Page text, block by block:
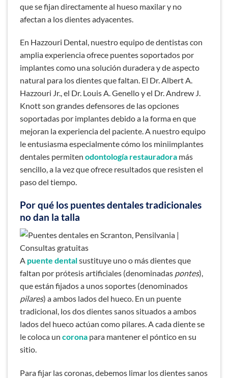
que se fijan directamente al hueso maxilar y no
afectan a los dientes adyacentes.
En Hazzouri Dental, nuestro equipo de dentistas con
amplia experiencia ofrece puentes soportados por
implantes como una solución duradera y de aspecto
natural para los dientes que faltan. El Dr. Albert A.
Hazzouri Jr., el Dr. Louis A. Genello y el Dr. Andrew J.
Knott son grandes defensores de las opciones
soportadas por implantes debido a la forma en que
mejoran la experiencia del paciente. A nuestro equipo
le entusiasma especialmente cómo los miniimplantes
dentales permiten odontología restauradora más
sencillo, a la vez que ofrece resultados que resisten el
paso del tiempo.
Por qué los puentes dentales tradicionales
no dan la talla
A puente dentalsustituye uno o más dientes que
faltan por prótesis artificiales (denominadas pontes),
que están fijados a unos soportes (denominados
pilares) a ambos lados del hueco. En un puente
tradicional, los dos dientes sanos situados a ambos
lados del hueco actúan como pilares. A cada diente se
le coloca un corona para mantener el póntico en su
sitio.
Para fijar las coronas, debemos limar los dientes sanos